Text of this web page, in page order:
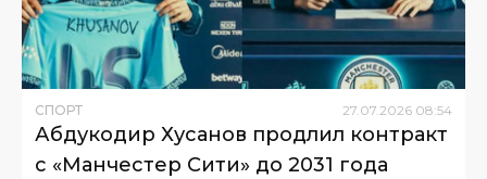
СПОРТ 27.07.2026 08:54
Абдукодир Хусанов продлил контракт
с «Манчестер Сити» до 2031 года